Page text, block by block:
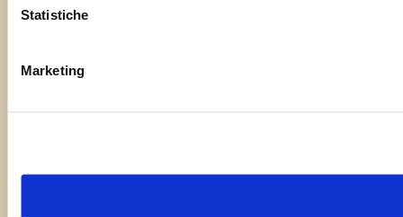
Statistiche
Marketing